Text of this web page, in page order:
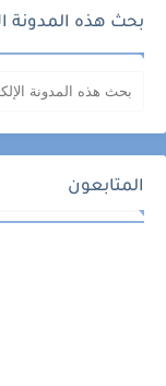
بحث هذه المدونة
المتابعون